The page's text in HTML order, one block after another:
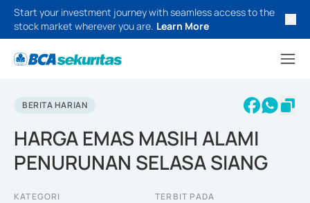
Start your investment journey with seamless access to the
stock market wherever you are. Learn More
BERITA HARIAN
HARGA EMAS MASIH ALAMI
PENURUNAN SELASA SIANG
KATEGORI TERBIT PADA